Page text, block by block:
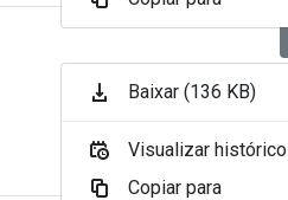
Baixar (136 KB)
Visualizar histórico
Copiar para